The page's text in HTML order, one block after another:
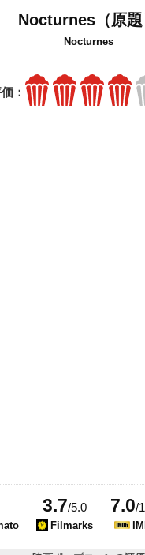
Nocturnes（原題
Nocturnes
：
3.7/5.0
Filmarks
7.0/